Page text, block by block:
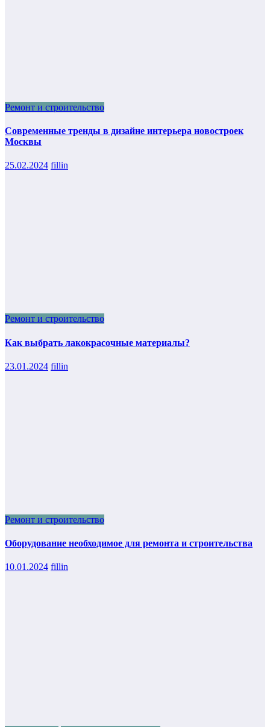
Ремонт и строительство
Современные тренды в дизайне интерьера новостроек
Москвы
25.02.2024 fillin
Ремонт и строительство
Как выбрать лакокрасочные материалы?
23.01.2024 fillin
Ремонт и строительство
Оборудование необходимое для ремонта и строительства
10.01.2024 fillin